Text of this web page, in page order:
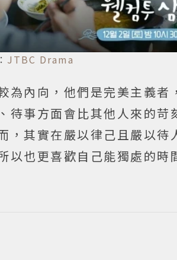
JTBC Drama
為內向，他們是完美主義
待事方面會比其他人來的
，其實在嚴以律己且嚴以
以也更喜歡自己能獨處的